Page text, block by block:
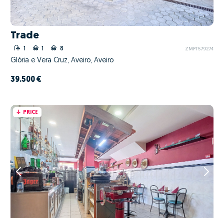
Trade
1 1 8 ZMPT579274
Glória e Vera Cruz, Aveiro, Aveiro
39.500 €
PRICE